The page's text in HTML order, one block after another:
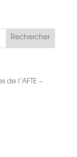
de l’AFTE –